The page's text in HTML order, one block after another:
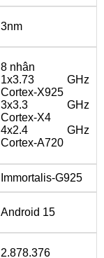
3nm
8 nhân
1x3.73 GHz
Cortex-X925
3x3.3 GHz
Cortex-X4
4x2.4 GHz
Cortex-A720
Immortalis-G925
Android 15
2.878.376